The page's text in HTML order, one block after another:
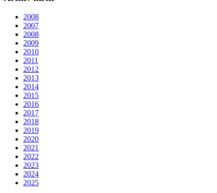
2008
2007
2008
2009
2010
2011
2012
2013
2014
2015
2016
2017
2018
2019
2020
2021
2022
2023
2024
2025